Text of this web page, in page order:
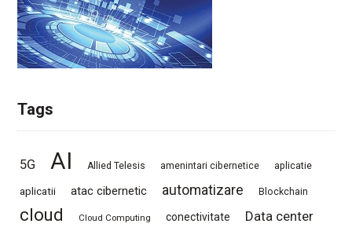
Tags
5G AI Allied Telesis amenintari cibernetice aplicatie
aplicatii atac cibernetic automatizare Blockchain
cloud Cloud Computing conectivitate Data center